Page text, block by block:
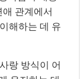
관계에서
해하는 데 유
랑 방식이 어